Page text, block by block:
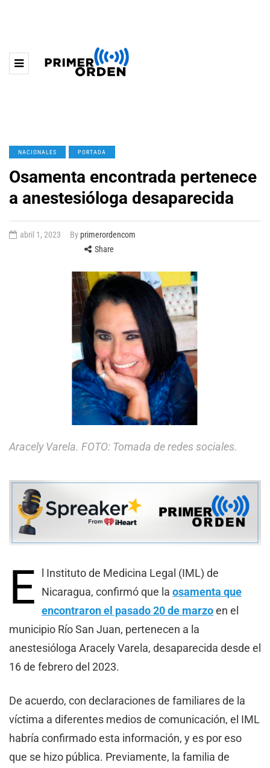
NACIONALES PORTADA
Osamenta encontrada pertenece
a anestesióloga desaparecida
abril 1, 2023 By primerordencom
Share
Aracely Varela. FOTO: Tomada de redes sociales.
E
l Instituto de Medicina Legal (IML) de
Nicaragua, confirmó que la osamenta que
encontraron el pasado 20 de marzoen el
municipio Río San Juan, pertenecen a la
anestesióloga Aracely Varela, desaparecida desde el
16 de febrero del 2023.
De acuerdo, con declaraciones de familiares de la
víctima a diferentes medios de comunicación, el IML
habría confirmado esta información, y es por eso
que se hizo pública. Previamente, la familia de